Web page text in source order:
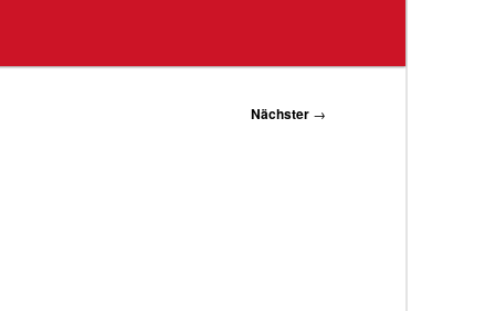
Nächster →